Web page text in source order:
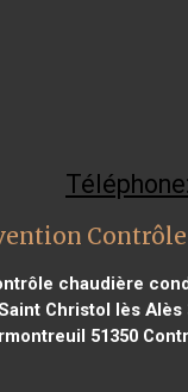
chaudière
Christol lès Alès
51350